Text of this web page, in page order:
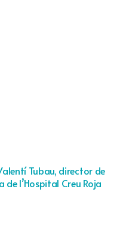
Tubau, director de
l’Hospital Creu Roja